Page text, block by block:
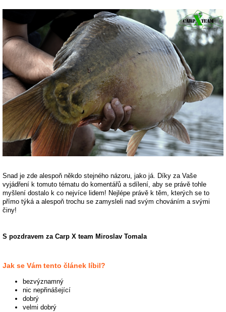
Snad je zde alespoň někdo stejného názoru, jako já. Díky za Vaše
vyjádření k tomuto tématu do komentářů a sdílení, aby se právě tohle
myšlení dostalo k co nejvíce lidem! Nejlépe právě k těm, kterých se to
přímo týká a alespoň trochu se zamysleli nad svým chováním a svými
činy!
S pozdravem za Carp X team Miroslav Tomala
Jak se Vám tento článek líbil?
bezvýznamný
nic nepřinášející
dobrý
velmi dobrý